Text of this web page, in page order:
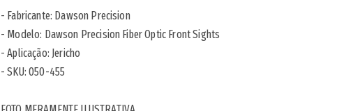
- Fabricante: Dawson Precision
- Modelo: Dawson Precision Fiber Optic Front Sights
- Aplicação: Jericho
- SKU: 050-455